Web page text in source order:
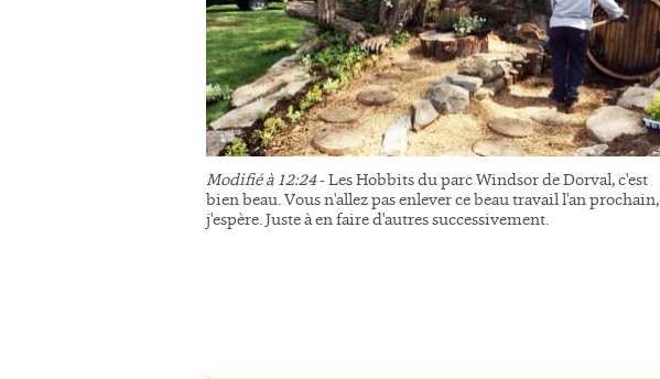
Modifié à 12:24- Les Hobbits du parc Windsor de Dorval, c'est
bien beau. Vous n'allez pas enlever ce beau travail l'an prochain,
j'espère. Juste à en faire d'autres successivement.